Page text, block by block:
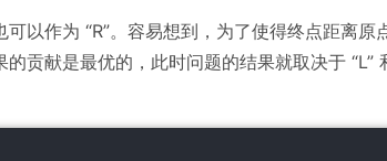
可以作为 “R”。容易想到，为了使得终点距离原
的贡献是最优的，此时问题的结果就取决于 “L”